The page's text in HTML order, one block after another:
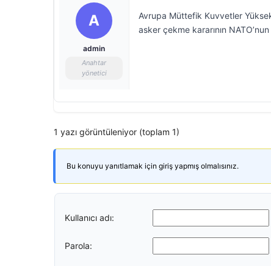
A
admin
Anahtar
yönetici
Avrupa Müttefik Kuvvetler
asker çekme kararının
1 yazı görüntüleniyor (toplam 1)
Bu konuyu yanıtlamak için giriş yapmış olmalısınız.
Kullanıcı adı:
Parola: